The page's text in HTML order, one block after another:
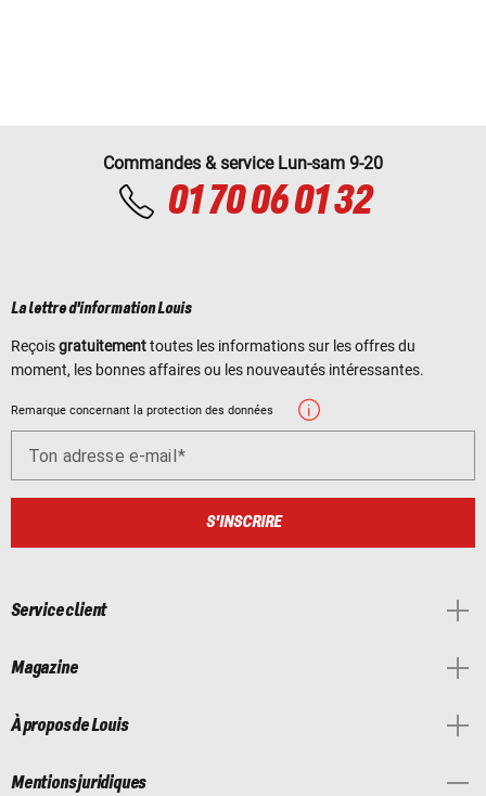
Commandes & service Lun-sam 9-20
01 70 06 01 32
La lettre d'information Louis
Reçoisgratuitementtoutes les informations sur les offres du
moment, les bonnes affaires ou les nouveautés intéressantes.
Remarque concernant la protection des données
Ton adresse e-mail
S'INSCRIRE
Service client
Magazine
À propos de Louis
Mentions juridiques